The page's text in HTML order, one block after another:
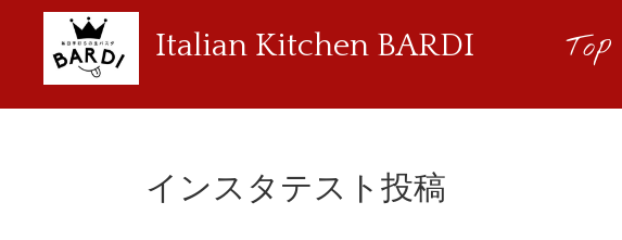
Italian Kitchen BARDI Top
インスタテスト投稿